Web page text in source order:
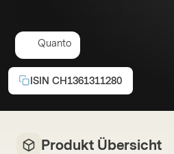
Quanto
ISIN CH1361311280
Produkt Übersicht